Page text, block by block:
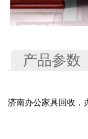
产品参数
济南办公家具回收，